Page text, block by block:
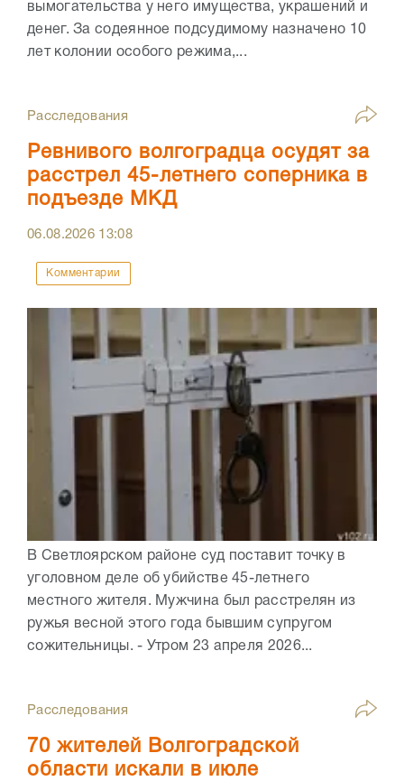
вымогательства у него имущества, украшений и
денег. За содеянное подсудимому назначено 10
лет колонии особого режима,...
Расследования
Ревнивого волгоградца осудят за
расстрел 45-летнего соперника в
подъезде МКД
06.08.2026 13:08
Комментарии
В Светлоярском районе суд поставит точку в
уголовном деле об убийстве 45-летнего
местного жителя. Мужчина был расстрелян из
ружья весной этого года бывшим супругом
сожительницы. - Утром 23 апреля 2026...
Расследования
70 жителей Волгоградской
области искали в июле